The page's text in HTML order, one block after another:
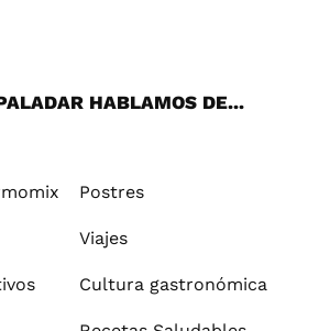
HABLAMOS DE...
Postres
Viajes
Cultura gastronómica